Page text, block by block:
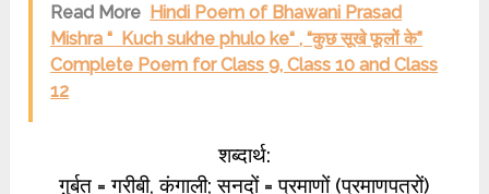
Read More Hindi Poem of Bhawani Prasad
Mishra “ Kuch sukhe phulo ke“ , “कुछ सूखे फूलों के”
Complete Poem for Class 9, Class 10 and Class
12
शब्दार्थ:
गु़र्बत = गरीबी, कंगाली; सनदों = प्रमाणों (प्रमाणपत्रों)